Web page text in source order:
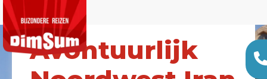
Avontuurlijk